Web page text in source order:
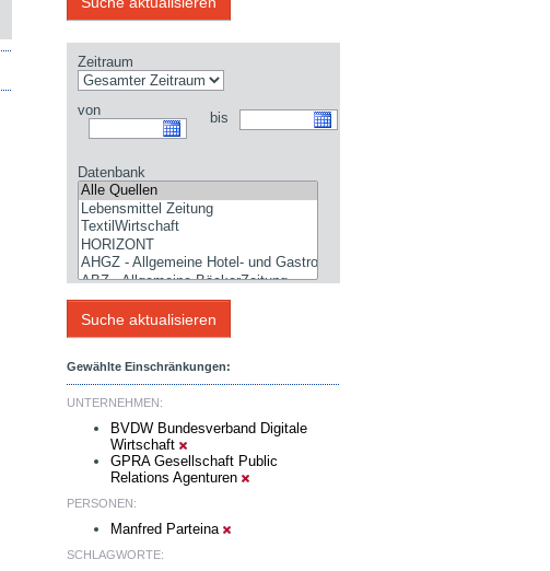
Zeitraum
von bis
Datenbank
Gewählte Einschränkungen:
UNTERNEHMEN:
BVDW Bundesverband Digitale
Wirtschaft
GPRA Gesellschaft Public
Relations Agenturen
PERSONEN:
Manfred Parteina
SCHLAGWORTE: